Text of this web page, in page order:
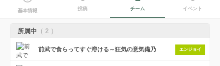
基本情報 投稿 チーム イベント
所属中 （ 2 ）
前武で食らってすぐ溶ける～狂気の意気備乃 エンジョイ